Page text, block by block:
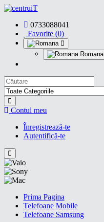
0733088041
Favorite (0)
Romana
Contul meu
Înregistrează-te
Autentifică-te
Prima Pagina
Telefoane Mobile
Telefoane Samsung